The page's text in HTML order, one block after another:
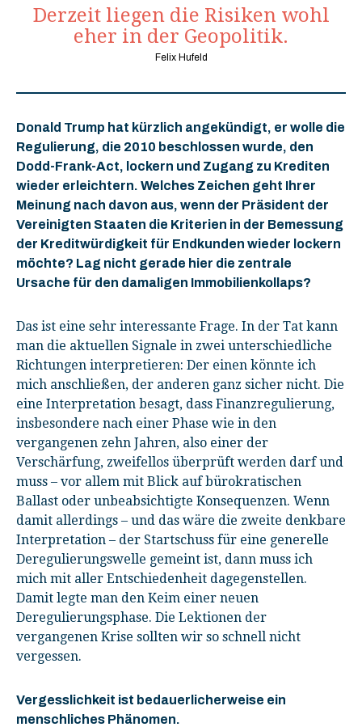
Derzeit liegen die Risiken wohl
eher in der Geopolitik.
Felix Hufeld
Donald Trump hat kürzlich angekündigt, er wolle die
Regulierung, die 2010 beschlossen wurde, den
Dodd-Frank-Act, lockern und Zugang zu Krediten
wieder erleichtern. Welches Zeichen geht Ihrer
Meinung nach davon aus, wenn der Präsident der
Vereinigten Staaten die Kriterien in der Bemessung
der Kreditwürdigkeit für Endkunden wieder lockern
möchte? Lag nicht gerade hier die zentrale
Ursache für den damaligen Immobilienkollaps?
Das ist eine sehr interessante Frage. In der Tat kann
man die aktuellen Signale in zwei unterschiedliche
Richtungen interpretieren: Der einen könnte ich
mich anschließen, der anderen ganz sicher nicht. Die
eine Interpretation besagt, dass Finanzregulierung,
insbesondere nach einer Phase wie in den
vergangenen zehn Jahren, also einer der
Verschärfung, zweifellos überprüft werden darf und
muss – vor allem mit Blick auf bürokratischen
Ballast oder unbeabsichtigte Konsequenzen. Wenn
damit allerdings – und das wäre die zweite denkbare
Interpretation – der Startschuss für eine generelle
Deregulierungswelle gemeint ist, dann muss ich
mich mit aller Entschiedenheit dagegenstellen.
Damit legte man den Keim einer neuen
Deregulierungsphase. Die Lektionen der
vergangenen Krise sollten wir so schnell nicht
vergessen.
Vergesslichkeit ist bedauerlicherweise ein
menschliches Phänomen.